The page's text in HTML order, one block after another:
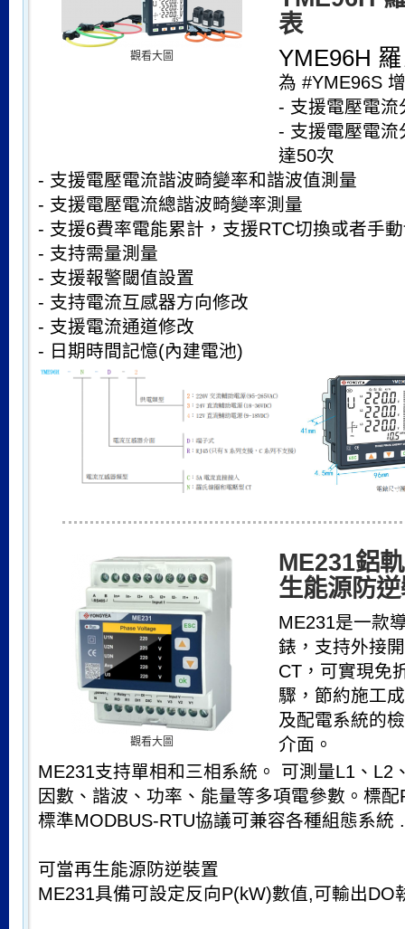
觀看大圖
表
YME96H
為 #YME96S
- 支援電壓電流
- 支援電壓電流
達50次
- 支援電壓電流諧波畸變率和諧波值測量
- 支援電壓電流總諧波畸變率測量
- 支援6費率電能累計，支援RTC切換或者手
- 支持需量測量
- 支援報警閾值設置
- 支持電流互感器方向修改
- 支援電流通道修改
- 日期時間記憶(內建電池)
觀看大圖
ME231鋁
生能源防
ME231是一款
錶，支持外接
CT，可實現免
驟，節約施工
及配電系統的
介面。
ME231支持單相和三相系統。 可測量L1、L2
因數、諧波、功率、能量等多項電參數。標
標準MODBUS-RTU協議可兼容各種組態系統 .
可當再生能源防逆裝置
ME231具備可設定反向P(kW)數值,可輸出DO